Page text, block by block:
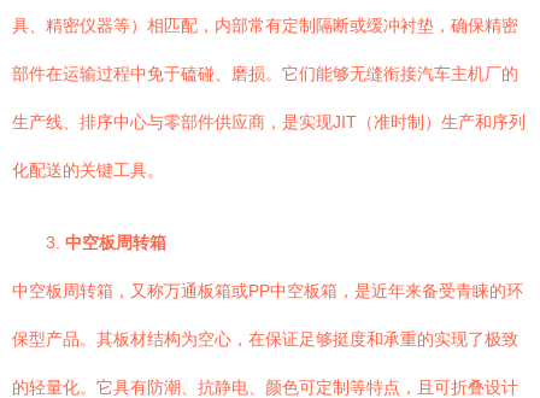
具、精密仪器等）相匹配，内部常有定制隔断或缓冲衬垫，确保精密
部件在运输过程中免于磕碰、磨损。它们能够无缝衔接汽车主机厂的
生产线、排序中心与零部件供应商，是实现JIT（准时制）生产和序列
化配送的关键工具。
3. 中空板周转箱
中空板周转箱，又称万通板箱或PP中空板箱，是近年来备受青睐的环
保型产品。其板材结构为空心，在保证足够挺度和承重的实现了极致
的轻量化。它具有防潮、抗静电、颜色可定制等特点，且可折叠设计